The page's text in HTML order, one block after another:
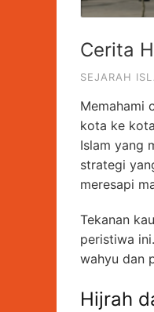
Cerita
SEJARAH
Memahami
kota ke
Islam yang
strategi
meresapi
Tekanan
peristiwa
wahyu dan
Hijrah